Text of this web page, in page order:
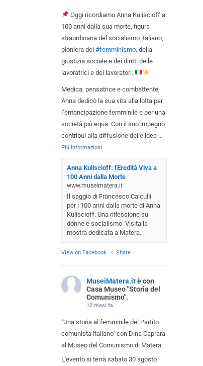
Oggi ricordiamo Anna Kuliscioff a
100 anni dalla sua morte, figura
straordinaria del socialismo italiano,
pioniera del #femminismo , della
giustizia sociale e dei diritti delle
lavoratrici e dei lavoratori.
Medica, pensatrice e combattente,
Anna dedicò la sua vita alla lotta per
l’emancipazione femminile e per una
società più equa. Con il suo impegno
contribuì alla diffusione delle idee ...
Più informazioni
Anna Kuliscioff: l'Eredità Viva a
100 Anni dalla Morte
www.museimatera.it
Il saggio di Francesco Calculli
per i 100 anni dalla morte di Anna
Kuliscioff. Una riflessione su
donne e socialismo. Visita la
mostra dedicata a Matera.
View on Facebook · Share
MuseiMatera.itè con
Casa Museo "Storia del
Comunismo".
12 mesi fa
"Una storia al femminile del Partito
comunista italiano" con Dina Caprara
al Museo del Comunismo di Matera
L'evento si terrà sabato 30 agosto